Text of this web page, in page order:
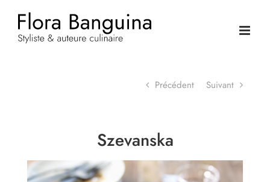
contenu
Précédent Suivant
Szevanska